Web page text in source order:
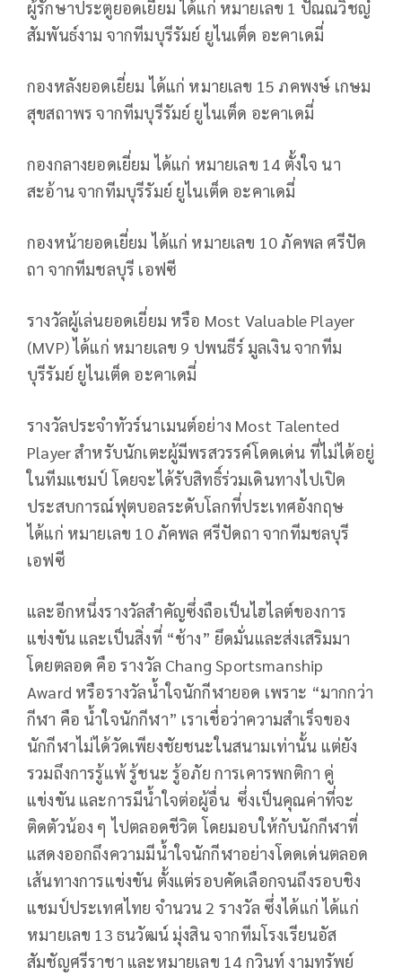
ผู้รักษาประตูยอดเยี่ยม ได้แก่ หมายเลข 1 ปัณณวิชญ์
สัมพันธ์งาม จากทีมบุรีรัมย์ ยูไนเต็ด อะคาเดมี่
กองหลังยอดเยี่ยม ได้แก่ หมายเลข 15 ภคพงษ์ เกษม
สุขสถาพร จากทีมบุรีรัมย์ ยูไนเต็ด อะคาเดมี่
กองกลางยอดเยี่ยม ได้แก่ หมายเลข 14 ตั้งใจ นา
สะอ้าน จากทีมบุรีรัมย์ ยูไนเต็ด อะคาเดมี่
กองหน้ายอดเยี่ยม ได้แก่ หมายเลข 10 ภัคพล ศรีปัด
ถา จากทีมชลบุรี เอฟซี
รางวัลผู้เล่นยอดเยี่ยม หรือ Most Valuable Player
(MVP)ได้แก่ หมายเลข 9 ปพนธีร์ มูลเงิน จากทีม
บุรีรัมย์ ยูไนเต็ด อะคาเดมี่
รางวัลประจำทัวร์นาเมนต์อย่าง Most Talented
Playerสำหรับนักเตะผู้มีพรสวรรค์โดดเด่น ที่ไม่ได้อยู่
ในทีมแชมป์ โดยจะได้รับสิทธิ์ร่วมเดินทางไปเปิด
ประสบการณ์ฟุตบอลระดับโลกที่ประเทศอังกฤษ
ได้แก่ หมายเลข 10 ภัคพล ศรีปัดถา จากทีมชลบุรี
เอฟซี
และอีกหนึ่งรางวัลสำคัญซึ่งถือเป็นไฮไลต์ของการ
แข่งขัน และเป็นสิ่งที่ “ช้าง” ยึดมั่นและส่งเสริมมา
โดยตลอด คือ รางวัล Chang Sportsmanship
Award หรือรางวัลน้ำใจนักกีฬายอด เพราะ “มากกว่า
กีฬา คือ น้ำใจนักกีฬา” เราเชื่อว่าความสำเร็จของ
นักกีฬาไม่ได้วัดเพียงชัยชนะในสนามเท่านั้น แต่ยัง
รวมถึงการรู้แพ้ รู้ชนะ รู้อภัย การเคารพกติกา คู่
แข่งขัน และการมีน้ำใจต่อผู้อื่น ซึ่งเป็นคุณค่าที่จะ
ติดตัวน้อง ๆ ไปตลอดชีวิต โดยมอบให้กับนักกีฬาที่
แสดงออกถึงความมีน้ำใจนักกีฬาอย่างโดดเด่นตลอด
เส้นทางการแข่งขัน ตั้งแต่รอบคัดเลือกจนถึงรอบชิง
แชมป์ประเทศไทย จำนวน 2 รางวัล ซึ่งได้แก่ ได้แก่
หมายเลข 13 ธนวัฒน์ มุ่งสิน จากทีมโรงเรียนอัส
สัมชัญศรีราชา และหมายเลข 14 กวินท์ งามทรัพย์